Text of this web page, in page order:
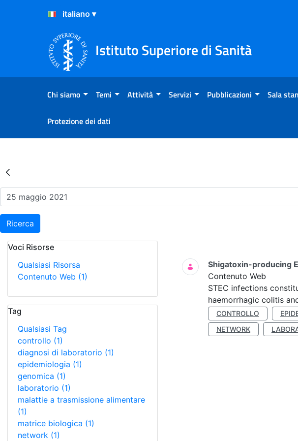
Salta al Contenuto
Salta al Footer
Istituto Superiore di Sanità
Chi siamo Temi Attività Servizi Pubblicazioni Sala
Protezione dei dati
Risultati della Ricerca - Eventi
Ricerca
Voci Risorse
Qualsiasi Risorsa
Contenuto Web (1)
Tag
Qualsiasi Tag
controllo (1)
diagnosi di laboratorio (1)
epidemiologia (1)
genomica (1)
laboratorio (1)
malattie a trasmissione alimentare
(1)
matrice biologica (1)
network (1)
Ricerca
Shigatoxin-producing
Contenuto Web
STEC infections
haemorrhagic colitis
CONTROLLO
NETWORK